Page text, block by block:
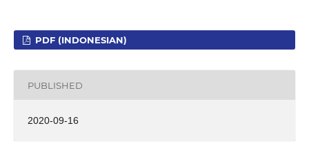
PDF (INDONESIAN)
PUBLISHED
2020-09-16